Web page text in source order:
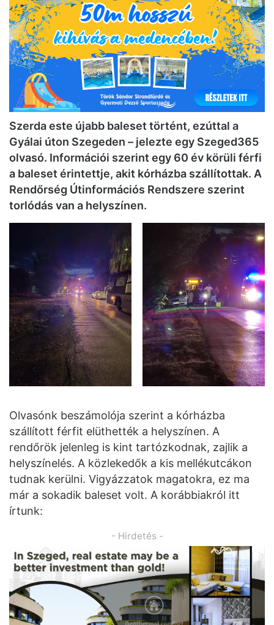
Szerda este újabb baleset történt, ezúttal a
Gyálai úton Szegeden – jelezte egy Szeged365
olvasó. Információi szerint egy 60 év körüli férfi
a baleset érintettje, akit kórházba szállítottak. A
Rendőrség Útinformációs Rendszere szerint
torlódás van a helyszínen.
Olvasónk beszámolója szerint a kórházba
szállított férfit elüthették a helyszínen. A
rendőrök jelenleg is kint tartózkodnak, zajlik a
helyszínelés. A közlekedők a kis mellékutcákon
tudnak kerülni. Vigyázzatok magatokra, ez ma
már a sokadik baleset volt. A korábbiakról itt
írtunk:
- Hirdetés -